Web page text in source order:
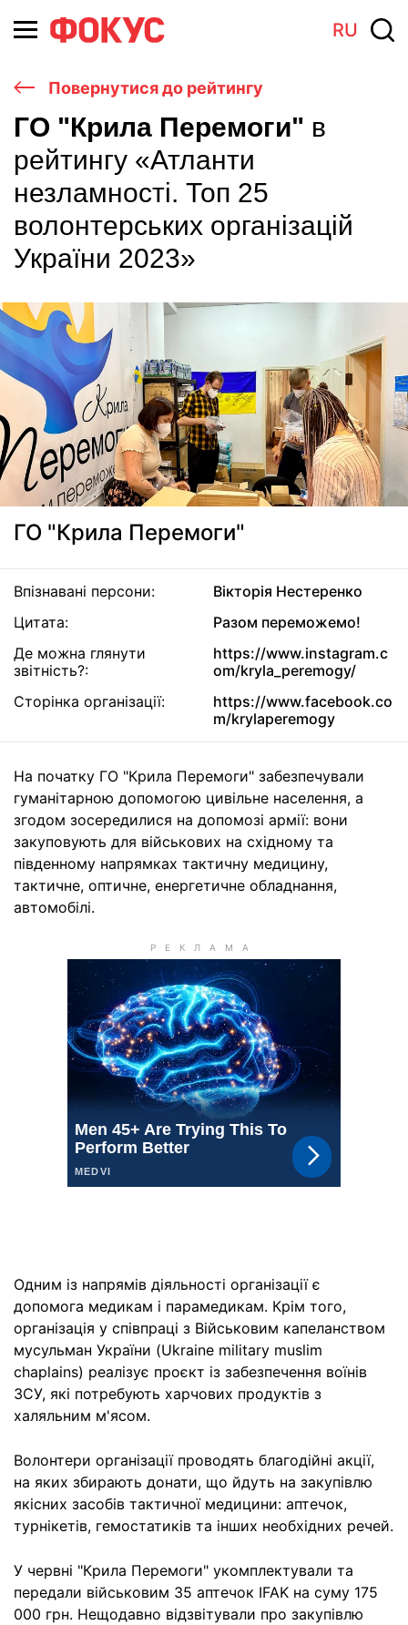
RU
Повернутися до рейтингу
ГО "Крила Перемоги" в
рейтингу «Атланти
незламності. Топ 25
волонтерських організацій
України 2023»
ГО "Крила Перемоги"
Впізнавані персони:
Вікторія Нестеренко
Цитата:
Разом переможемо!
Де можна глянути
звітність?:
https://www.instagram.c
om/kryla_peremogy/
Сторінка організації:
https://www.facebook.co
m/krylaperemogy
На початку ГО "Крила Перемоги" забезпечували
гуманітарною допомогою цивільне населення, а
згодом зосередилися на допомозі армії: вони
закуповують для військових на східному та
південному напрямках тактичну медицину,
тактичне, оптичне, енергетичне обладнання,
автомобілі.
Одним із напрямів діяльності організації є
допомога медикам і парамедикам. Крім того,
організація у співпраці з Військовим капеланством
мусульман України (Ukraine military muslim
chaplains) реалізує проєкт із забезпечення воїнів
ЗСУ, які потребують харчових продуктів з
халяльним м'ясом.
Волонтери організації проводять благодійні акції,
на яких збирають донати, що йдуть на закупівлю
якісних засобів тактичної медицини: аптечок,
турнікетів, гемостатиків та інших необхідних речей.
У червні "Крила Перемоги" укомплектували та
передали військовим 35 аптечок IFAK на суму 175
000 грн. Нещодавно відзвітували про закупівлю